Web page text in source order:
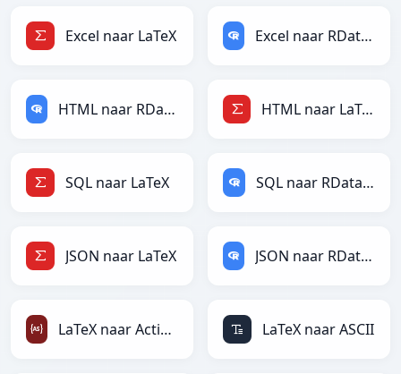
Excel naar LaTeX Excel naar RDataFrame
HTML naar RDataFrame HTML naar LaTeX
SQL naar LaTeX SQL naar RDataFrame
JSON naar LaTeX JSON naar RDataFrame
LaTeX naar ActionScript LaTeX naar ASCII